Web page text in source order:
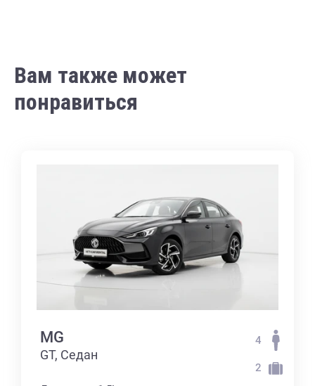
Вам также может
понравиться
MG
GT, Седан
4
2